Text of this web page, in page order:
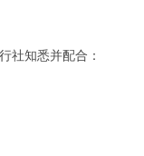
社知悉并配合：